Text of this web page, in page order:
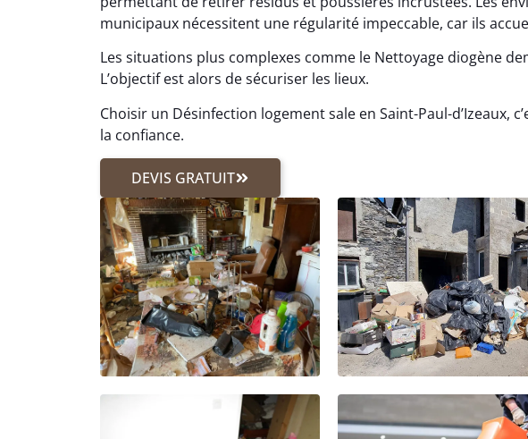
municipaux nécessitent une régularité impeccable, car ils
Les situations plus complexes comme le Nettoyage diogène
L’objectif est alors de sécuriser les lieux.
Choisir un Désinfection logement sale en Saint-Paul-d’Izeaux,
la confiance.
DEVIS GRATUIT